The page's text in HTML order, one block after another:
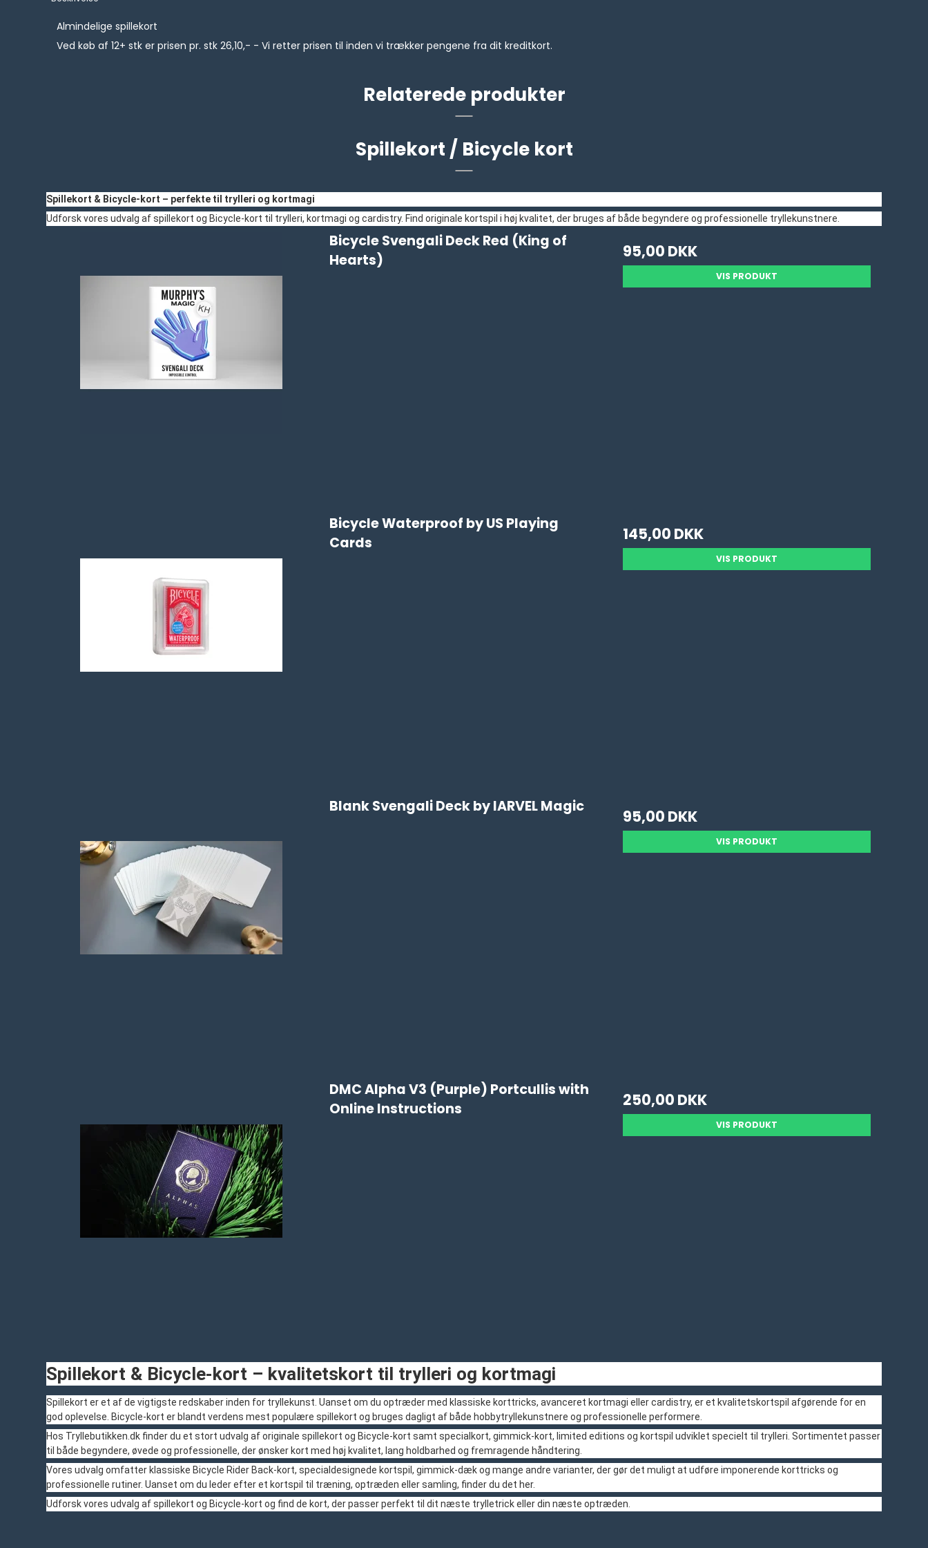
Almindelige spillekort
Ved køb af 12+ stk er prisen pr. stk 26,10,- - Vi retter prisen til inden vi trækker pengene fra dit kreditkort.
Relaterede produkter
Spillekort / Bicycle kort
Spillekort & Bicycle-kort – perfekte til trylleri og kortmagi
Udforsk vores udvalg af spillekort og Bicycle-kort til trylleri, kortmagi og cardistry. Find originale kortspil i høj kvalitet, der bruges af både begyndere og professionelle tryllekunstnere.
Bicycle Svengali Deck Red (King of
Hearts)
95,00 DKK
VIS PRODUKT
Bicycle Waterproof by US Playing
Cards
145,00 DKK
VIS PRODUKT
Blank Svengali Deck by IARVEL Magic
95,00 DKK
VIS PRODUKT
DMC Alpha V3 (Purple) Portcullis with
Online Instructions
250,00 DKK
VIS PRODUKT
Spillekort & Bicycle-kort – kvalitetskort til trylleri og kortmagi
Spillekort er et af de vigtigste redskaber inden for tryllekunst. Uanset om du optræder med klassiske korttricks, avanceret kortmagi eller cardistry, er et kvalitetskortspil afgørende for en
god oplevelse. Bicycle-kort er blandt verdens mest populære spillekort og bruges dagligt af både hobbytryllekunstnere og professionelle performere.
Hos Tryllebutikken.dk finder du et stort udvalg af originale spillekort og Bicycle-kort samt specialkort, gimmick-kort, limited editions og kortspil udviklet specielt til trylleri. Sortimentet passer
til både begyndere, øvede og professionelle, der ønsker kort med høj kvalitet, lang holdbarhed og fremragende håndtering.
Vores udvalg omfatter klassiske Bicycle Rider Back-kort, specialdesignede kortspil, gimmick-dæk og mange andre varianter, der gør det muligt at udføre imponerende korttricks og
professionelle rutiner. Uanset om du leder efter et kortspil til træning, optræden eller samling, finder du det her.
Udforsk vores udvalg af spillekort og Bicycle-kort og find de kort, der passer perfekt til dit næste trylletrick eller din næste optræden.